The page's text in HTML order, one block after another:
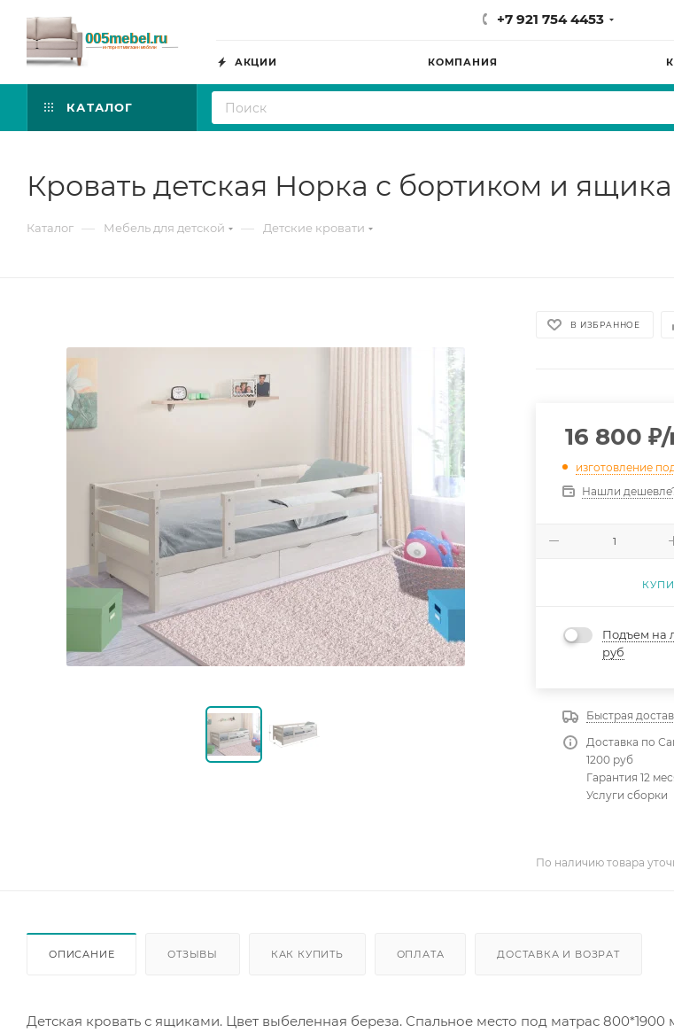
+7 921 754 4453
АКЦИИ КОМПАНИЯ
КАТАЛОГ
Кровать детская Норка с бортиком и
Каталог — Мебель для детской — Детские кровати
В ИЗБРАННОЕ
16 800 ₽
изготовление
Нашли
Подъем на
руб
Быстрая
Доставка по
1200 руб
Гарантия 12
Услуги сборки
По наличию товара
ОПИСАНИЕ ОТЗЫВЫ КАК КУПИТЬ ОПЛАТА ДОСТАВКА И ВОЗРАТ
Детская кровать с ящиками. Цвет выбеленная береза. Спальное место под матрас